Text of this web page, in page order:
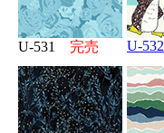
U-531 完売 U-532